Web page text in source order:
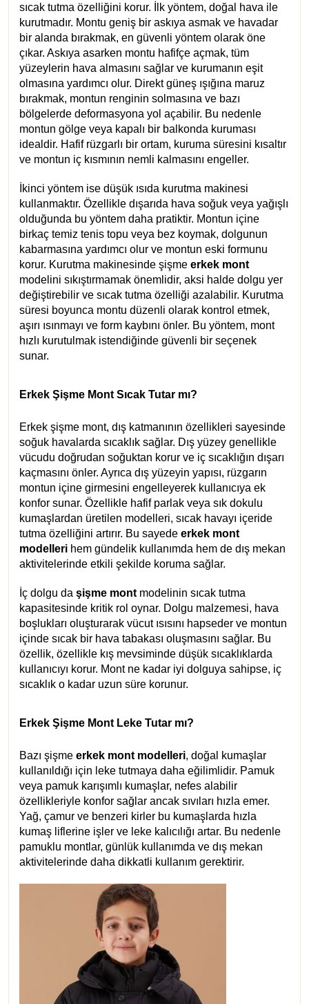
sıcak tutma özelliğini korur. İlk yöntem, doğal hava ile
kurutmadır. Montu geniş bir askıya asmak ve havadar
bir alanda bırakmak, en güvenli yöntem olarak öne
çıkar. Askıya asarken montu hafifçe açmak, tüm
yüzeylerin hava almasını sağlar ve kurumanın eşit
olmasına yardımcı olur. Direkt güneş ışığına maruz
bırakmak, montun renginin solmasına ve bazı
bölgelerde deformasyona yol açabilir. Bu nedenle
montun gölge veya kapalı bir balkonda kuruması
idealdir. Hafif rüzgarlı bir ortam, kuruma süresini kısaltır
ve montun iç kısmının nemli kalmasını engeller.
İkinci yöntem ise düşük ısıda kurutma makinesi
kullanmaktır. Özellikle dışarıda hava soğuk veya yağışlı
olduğunda bu yöntem daha pratiktir. Montun içine
birkaç temiz tenis topu veya bez koymak, dolgunun
kabarmasına yardımcı olur ve montun eski formunu
korur. Kurutma makinesinde şişme erkek mont
modelini sıkıştırmamak önemlidir, aksi halde dolgu yer
değiştirebilir ve sıcak tutma özelliği azalabilir. Kurutma
süresi boyunca montu düzenli olarak kontrol etmek,
aşırı ısınmayı ve form kaybını önler. Bu yöntem, mont
hızlı kurutulmak istendiğinde güvenli bir seçenek
sunar.
Erkek Şişme Mont Sıcak Tutar mı?
Erkek şişme mont, dış katmanının özellikleri sayesinde
soğuk havalarda sıcaklık sağlar. Dış yüzey genellikle
vücudu doğrudan soğuktan korur ve iç sıcaklığın dışarı
kaçmasını önler. Ayrıca dış yüzeyin yapısı, rüzgarın
montun içine girmesini engelleyerek kullanıcıya ek
konfor sunar. Özellikle hafif parlak veya sık dokulu
kumaşlardan üretilen modelleri, sıcak havayı içeride
tutma özelliğini artırır. Bu sayede erkek mont
modelleri hem gündelik kullanımda hem de dış mekan
aktivitelerinde etkili şekilde koruma sağlar.
İç dolgu da şişme mont modelinin sıcak tutma
kapasitesinde kritik rol oynar. Dolgu malzemesi, hava
boşlukları oluşturarak vücut ısısını hapseder ve montun
içinde sıcak bir hava tabakası oluşmasını sağlar. Bu
özellik, özellikle kış mevsiminde düşük sıcaklıklarda
kullanıcıyı korur. Mont ne kadar iyi dolguya sahipse, iç
sıcaklık o kadar uzun süre korunur.
Erkek Şişme Mont Leke Tutar mı?
Bazı şişme erkek mont modelleri, doğal kumaşlar
kullanıldığı için leke tutmaya daha eğilimlidir. Pamuk
veya pamuk karışımlı kumaşlar, nefes alabilir
özellikleriyle konfor sağlar ancak sıvıları hızla emer.
Yağ, çamur ve benzeri kirler bu kumaşlarda hızla
kumaş liflerine işler ve leke kalıcılığı artar. Bu nedenle
pamuklu montlar, günlük kullanımda ve dış mekan
aktivitelerinde daha dikkatli kullanım gerektirir.